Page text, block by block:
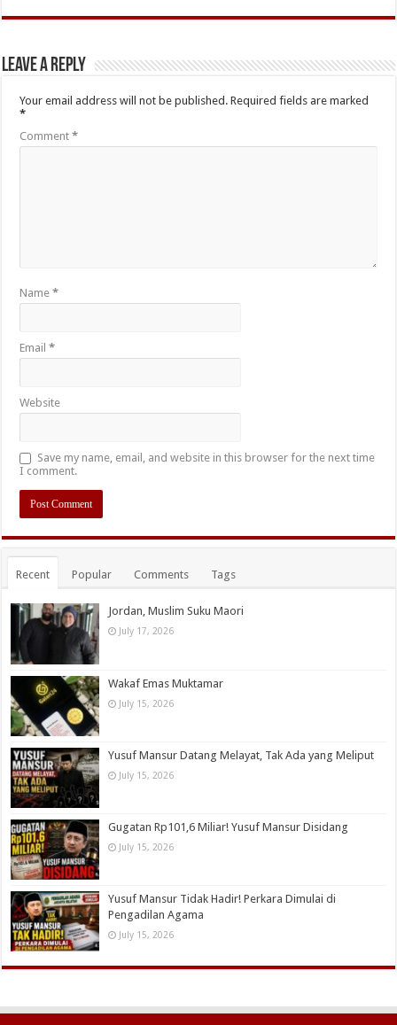
Leave a Reply
Your email address will not be published. Required fields are marked
*
Comment*
Name*
Email*
Website
Save my name, email, and website in this browser for the next time
I comment.
Recent Popular Comments Tags
Jordan, Muslim Suku Maori
July 17, 2026
Wakaf Emas Muktamar
July 15, 2026
Yusuf Mansur Datang Melayat, Tak Ada yang Meliput
July 15, 2026
Gugatan Rp101,6 Miliar! Yusuf Mansur Disidang
July 15, 2026
Yusuf Mansur Tidak Hadir! Perkara Dimulai di
Pengadilan Agama
July 15, 2026